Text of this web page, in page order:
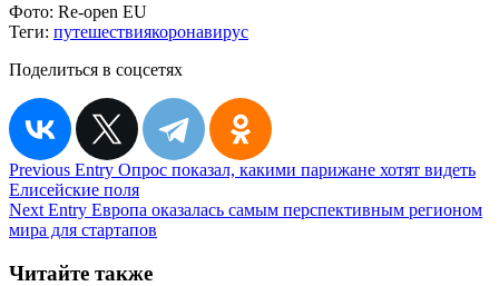
Фото: Re-open EU
Теги: путешествиякоронавирус
Поделиться в соцсетях
Навигация
по
записям
Previous Entry Опрос показал, какими парижане хотят видеть
Елисейские поля
Next Entry Европа оказалась самым перспективным регионом
мира для стартапов
Читайте также